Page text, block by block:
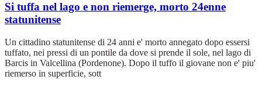
Si tuffa nel lago e non riemerge, morto 24enne
statunitense
Un cittadino statunitense di 24 anni e' morto annegato dopo essersi
tuffato, nei pressi di un pontile da dove si prende il sole, nel lago di
Barcis in Valcellina (Pordenone). Dopo il tuffo il giovane non e' piu'
riemerso in superficie, sott